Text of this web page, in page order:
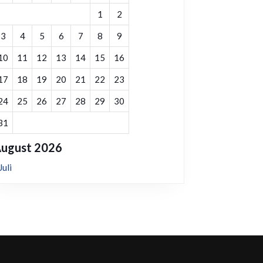
2026
1 2
3 4 5 6 7 8 9
11 12 13 14 15 16
18 19 20 21 22 23
25 26 27 28 29 30